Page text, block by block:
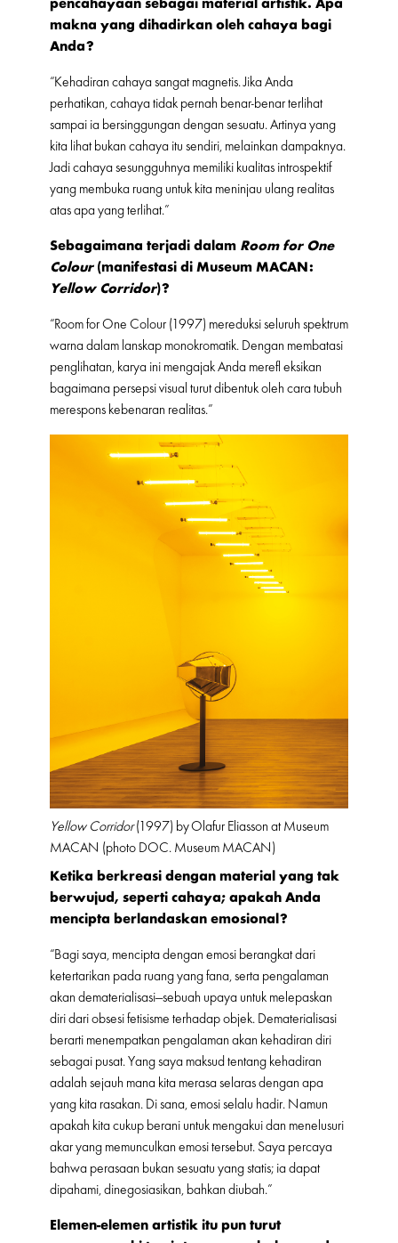
makna yang dihadirkan oleh cahaya bagi
Anda?
“Kehadiran cahaya sangat magnetis. Jika Anda
perhatikan, cahaya tidak pernah benar-benar terlihat
sampai ia bersinggungan dengan sesuatu. Artinya yang
kita lihat bukan cahaya itu sendiri, melainkan dampaknya.
Jadi cahaya sesungguhnya memiliki kualitas introspektif
yang membuka ruang untuk kita meninjau ulang realitas
atas apa yang terlihat.”
Sebagaimana terjadi dalam Room for One
Colour(manifestasi di Museum MACAN:
Yellow Corridor)?
“Room for One Colour (1997) mereduksi seluruh spektrum
warna dalam lanskap monokromatik. Dengan membatasi
penglihatan, karya ini mengajak Anda merefl eksikan
bagaimana persepsi visual turut dibentuk oleh cara tubuh
merespons kebenaran realitas.”
Yellow Corridor(1997) by Olafur Eliasson at Museum
MACAN (photo DOC. Museum MACAN)
Ketika berkreasi dengan material yang tak
berwujud, seperti cahaya; apakah Anda
mencipta berlandaskan emosional?
“Bagi saya, mencipta dengan emosi berangkat dari
ketertarikan pada ruang yang fana, serta pengalaman
akan dematerialisasi—sebuah upaya untuk melepaskan
diri dari obsesi fetisisme terhadap objek. Dematerialisasi
berarti menempatkan pengalaman akan kehadiran diri
sebagai pusat. Yang saya maksud tentang kehadiran
adalah sejauh mana kita merasa selaras dengan apa
yang kita rasakan. Di sana, emosi selalu hadir. Namun
apakah kita cukup berani untuk mengakui dan menelusuri
akar yang memunculkan emosi tersebut. Saya percaya
bahwa perasaan bukan sesuatu yang statis; ia dapat
dipahami, dinegosiasikan, bahkan diubah.”
Elemen-elemen artistik itu pun turut